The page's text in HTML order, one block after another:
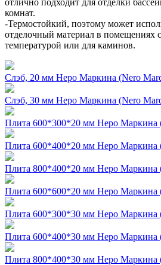
отлично подходит для отделки
комнат.
-Термостойкий, поэтому может
отделочный материал в помещениях
температурой или для каминов.
Слэб, 20 мм Неро Маркина (Nero
Слэб, 30 мм Неро Маркина (Nero
Плита 600*300*20 мм Неро Маркина
Плита 600*400*20 мм Неро Маркина
Плита 800*400*20 мм Неро Маркина
Плита 600*600*20 мм Неро Маркина
Плита 600*300*30 мм Неро Маркина
Плита 600*400*30 мм Неро Маркина
Плита 800*400*30 мм Неро Маркина